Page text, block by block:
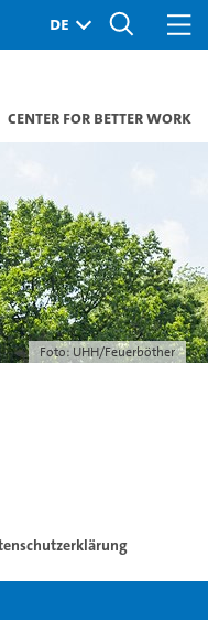
Center for Better Work
Foto: UHH/Feuerböther